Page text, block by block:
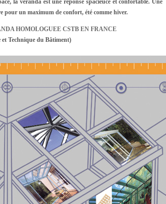
la véranda est une réponse spacieuce et confortable. Une
pour un maximum de confort, été comme hiver.
HOMOLOGUEE CSTB EN FRANCE
Technique du Bâtiment)